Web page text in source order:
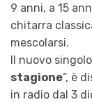
9 anni, a 15
chitarra
mescolarsi.
Il nuovo
stagione”, è
in radio dal 3